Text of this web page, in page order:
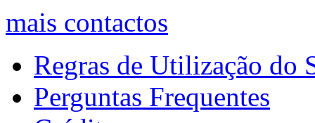
mais contactos
Regras de Utilização do
Perguntas Frequentes